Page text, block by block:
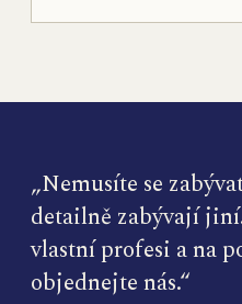
„Nemusíte se
detailně zabývají
vlastní profesi a na
objednejte nás.“